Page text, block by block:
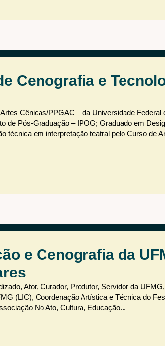
Cenografia e
Cênicas/PPGAC – da Universidade Federal
de Pós-Graduação – IPOG; Graduado em
técnica em interpretação teatral pelo Curso de
e Cenografia da
Ator, Curador, Produtor, Servidor da
(LIC), Coordenação Artística e Técnica do
No Ato, Cultura, Educação...